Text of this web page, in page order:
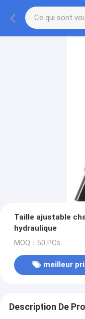
Taille ajustable
hydraulique
MOQ：50 PCs
meilleur
Description De